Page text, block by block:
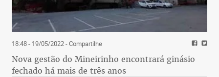
18:48 - 19/05/2022- Compartilhe
Nova gestão do Mineirinho encontrará ginásio
fechado há mais de três anos